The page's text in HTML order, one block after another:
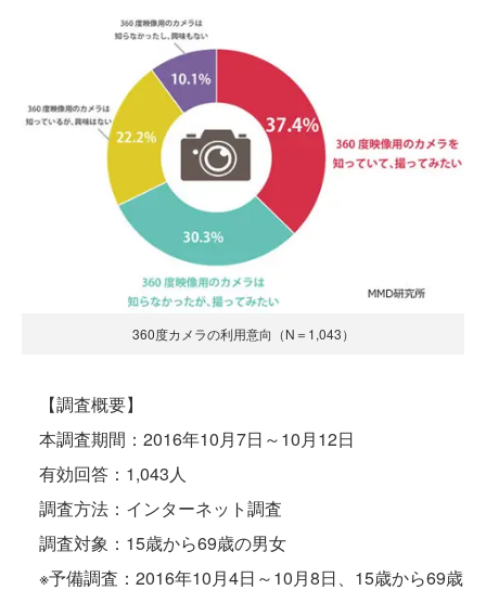
360度カメラの利用意向（N＝1,043）
【調査概要】
本調査期間：2016年10月7日～10月12日
有効回答：1,043人
調査方法：インターネット調査
調査対象：15歳から69歳の男女
※予備調査：2016年10月4日～10月8日、15歳から69歳